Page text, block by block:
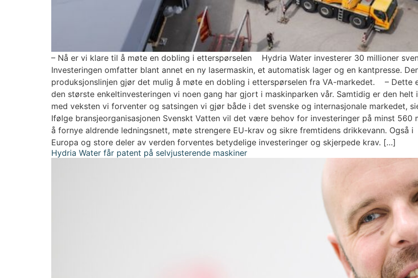
– Nå er vi klare til å møte en dobling i etterspørselen Hydria Water investerer 30 millioner
Investeringen omfatter blant annet en ny lasermaskin, et automatisk lager og en kantpresse.
produksjonslinjen gjør det mulig å møte en dobling i etterspørselen fra VA-markedet. – Dette
den største enkeltinvesteringen vi noen gang har gjort i maskinparken vår. Samtidig er den helt
med veksten vi forventer og satsingen vi gjør både i det svenske og internasjonale markedet,
Ifølge bransjeorganisasjonen Svenskt Vatten vil det være behov for investeringer på minst
å fornye aldrende ledningsnett, møte strengere EU-krav og sikre fremtidens drikkevann. Også i
Europa og store deler av verden forventes betydelige investeringer og skjerpede krav. […]
Hydria Water får patent på selvjusterende maskiner